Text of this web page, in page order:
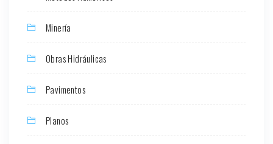
Minería
Obras Hidráulicas
Pavimentos
Planos